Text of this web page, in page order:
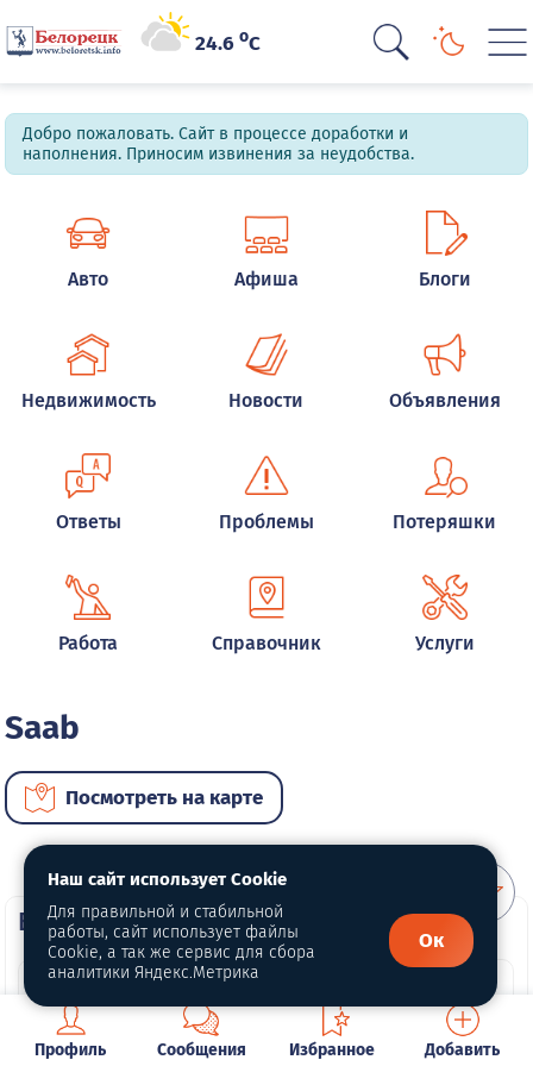
24.6oC
Добро пожаловать. Сайт в процессе доработки и
наполнения. Приносим извинения за неудобства.
Авто Афиша Блоги
Недвижимость Новости Объявления
Ответы Проблемы Потеряшки
Работа Справочник Услуги
Saab
Посмотреть на карте
ВИП автомобили
Профиль Сообщения Избранное Добавить
Наш сайт использует Cookie
Для правильной и стабильной
работы, сайт использует файлы
Cookie, а так же сервис для сбора
аналитики Яндекс.Метрика
Ок